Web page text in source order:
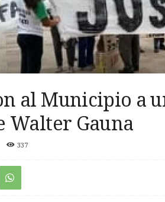
al Municipio a
Walter Gauna
337